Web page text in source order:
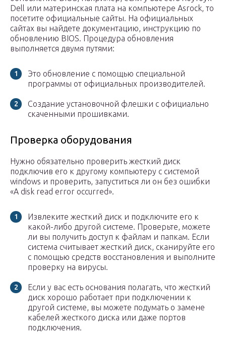
Dell или материнская плата на компьютере Asrock, то
посетите официальные сайты. На официальных
сайтах вы найдете документацию, инструкцию по
обновлению BIOS. Процедура обновления
выполняется двумя путями:
Это обновление с помощью специальной
программы от официальных производителей.
Создание установочной флешки с официально
скаченными прошивками.
Проверка оборудования
Нужно обязательно проверить жесткий диск
подключив его к другому компьютеру с системой
windows и проверить, запуститься ли он без ошибки
«A disk read error occurred».
Извлеките жесткий диск и подключите его к
какой-либо другой системе. Проверьте, можете
ли вы получить доступ к файлам и папкам. Если
система считывает жесткий диск, сканируйте его
с помощью средств восстановления и выполните
проверку на вирусы.
Если у вас есть основания полагать, что жесткий
диск хорошо работает при подключении к
другой системе, вы можете подумать о замене
кабелей жесткого диска или даже портов
подключения.